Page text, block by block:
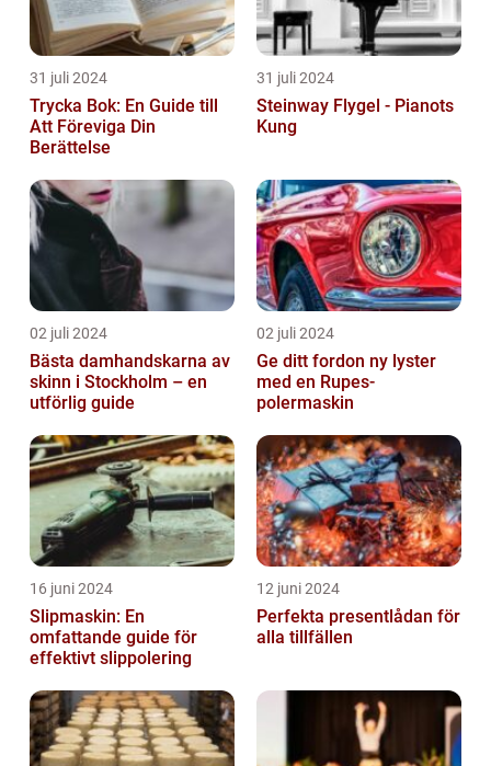
31 juli 2024
Trycka Bok: En Guide till
Att Föreviga Din
Berättelse
31 juli 2024
Steinway Flygel - Pianots
Kung
02 juli 2024
Bästa damhandskarna av
skinn i Stockholm – en
utförlig guide
02 juli 2024
Ge ditt fordon ny lyster
med en Rupes-
polermaskin
16 juni 2024
Slipmaskin: En
omfattande guide för
effektivt slippolering
12 juni 2024
Perfekta presentlådan för
alla tillfällen